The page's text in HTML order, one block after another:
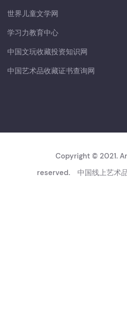
世界儿童文学网
学习力教育中心
中国文玩收藏投资知识网
中国艺术品收藏证书查询网
Copyright © 2021.
reserved. 中国线上艺术